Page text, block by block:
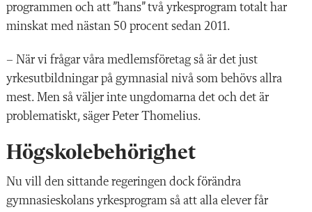
programmen och att ”hans” två yrkesprogram totalt har
minskat med nästan 50 procent sedan 2011.
– När vi frågar våra medlemsföretag så är det just
yrkesutbildningar på gymnasial nivå som behövs allra
mest. Men så väljer inte ungdomarna det och det är
problematiskt, säger Peter Thomelius.
Högskolebehörighet
Nu vill den sittande regeringen dock förändra
gymnasieskolans yrkesprogram så att alla elever får